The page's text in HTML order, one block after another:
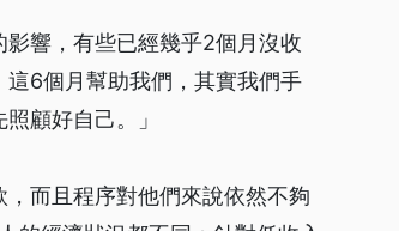
響，有些已經幾乎2個月沒收
6個月幫助我們，其實我們手
顧好自己。」
而且程序對他們來說依然不夠